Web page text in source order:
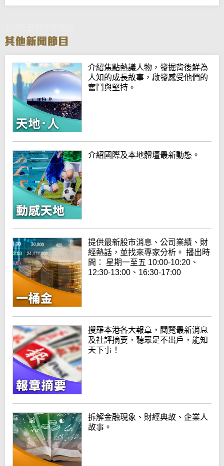
介紹焦點熱議人物，發掘背後鮮為
人知的成長故事，啟發感受他們的
奮鬥與堅持。
介紹國際及本地體壇最新動態。
提供最新股市消息、公司業績、財
經熱話，並找來專家分析。 播出時
間： 星期一至五 10:00-10:20、
12:30-13:00、16:30-17:00
搜羅本港各大報章，閱覽最新消息
及社評摘要，聽眾足不出戶，能知
天下事！
拆解金融現象、財經典故、企業人
故事。